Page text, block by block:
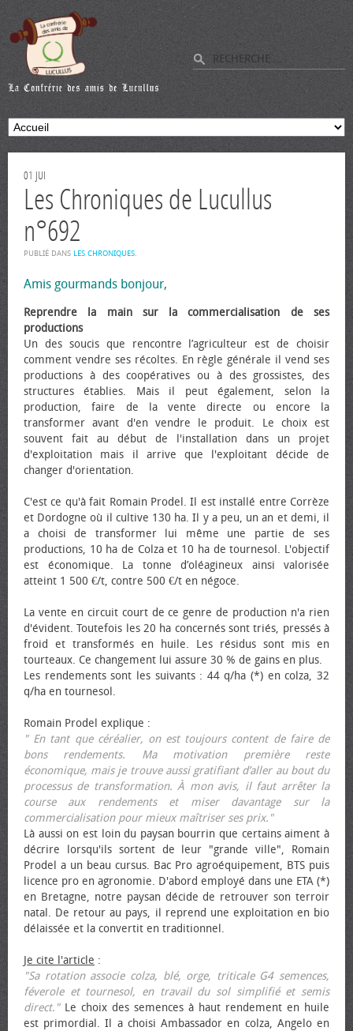
01 JUI
Les Chroniques de Lucullus
n°692
PUBLIÉ DANS LES CHRONIQUES.
Amis gourmands bonjour,
Reprendre la main sur la commercialisation de ses
productions
Un des soucis que rencontre l’agriculteur est de choisir
comment vendre ses récoltes. En règle générale il vend ses
productions à des coopératives ou à des grossistes, des
structures établies. Mais il peut également, selon la
production, faire de la vente directe ou encore la
transformer avant d'en vendre le produit. Le choix est
souvent fait au début de l'installation dans un projet
d'exploitation mais il arrive que l'exploitant décide de
changer d'orientation.
C'est ce qu'à fait Romain Prodel. Il est installé entre Corrèze
et Dordogne où il cultive 130 ha. Il y a peu, un an et demi, il
a choisi de transformer lui même une partie de ses
productions, 10 ha de Colza et 10 ha de tournesol. L'objectif
est économique. La tonne d’oléagineux ainsi valorisée
atteint 1 500 €/t, contre 500 €/t en négoce.
La vente en circuit court de ce genre de production n'a rien
d'évident. Toutefois les 20 ha concernés sont triés, pressés à
froid et transformés en huile. Les résidus sont mis en
tourteaux. Ce changement lui assure 30 % de gains en plus.
Les rendements sont les suivants : 44 q/ha (*) en colza, 32
q/ha en tournesol.
Romain Prodel explique :
" En tant que céréalier, on est toujours content de faire de
bons rendements. Ma motivation première reste
économique, mais je trouve aussi gratifiant d’aller au bout du
processus de transformation. À mon avis, il faut arrêter la
course aux rendements et miser davantage sur la
commercialisation pour mieux maîtriser ses prix."
Là aussi on est loin du paysan bourrin que certains aiment à
décrire lorsqu'ils sortent de leur "grande ville", Romain
Prodel a un beau cursus. Bac Pro agroéquipement, BTS puis
licence pro en agronomie. D'abord employé dans une ETA (*)
en Bretagne, notre paysan décide de retrouver son terroir
natal. De retour au pays, il reprend une exploitation en bio
délaissée et la convertit en traditionnel.
Je cite l'article :
"Sa rotation associe colza, blé, orge, triticale G4 semences,
féverole et tournesol, en travail du sol simplifié et semis
direct."Le choix des semences à haut rendement en huile
est primordial. Il a choisi Ambassador en colza, Angelo en